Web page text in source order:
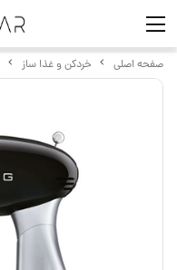
صفحه اصلی خردکن و غذا ساز